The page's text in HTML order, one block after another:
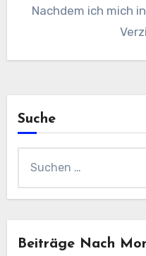
Nachdem ich mich
Suche
Beiträge Nach